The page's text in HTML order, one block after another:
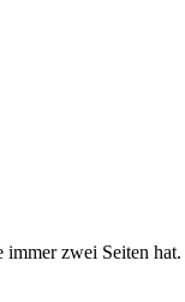
zwei Seiten